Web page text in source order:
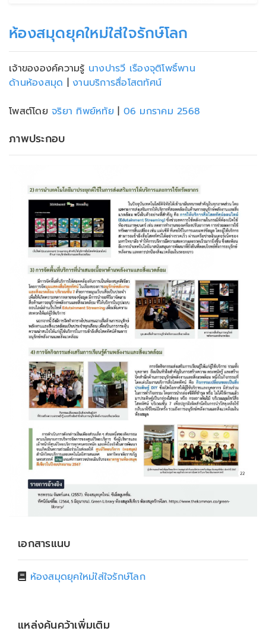
ห้องสมุดยุคใหม่ใส่ใจรักษ์โลก
เจ้าขององค์ความรู้ นางปารวี เรืองจุติโพธิ์พาน
ด้านห้องสมุด | งานบริการสื่อโสตทัศน์
โพสต์โดย จริยา ทิพย์หทัย | 06 มกราคม 2568
ภาพประกอบ
เอกสารแนบ
ห้องสมุดยุคใหม่ใส่ใจรักษ์โลก
แหล่งค้นคว้าเพิ่มเติม